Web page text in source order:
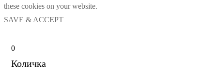
these cookies on your website.
SAVE & ACCEPT
0
Количка